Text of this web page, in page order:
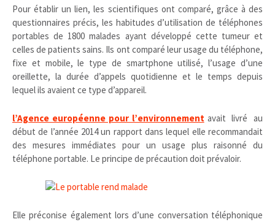
Pour établir un lien, les scientifiques ont comparé, grâce à des
questionnaires précis, les habitudes d’utilisation de téléphones
portables de 1800 malades ayant développé cette tumeur et
celles de patients sains. Ils ont comparé leur usage du téléphone,
fixe et mobile, le type de smartphone utilisé, l’usage d’une
oreillette, la durée d’appels quotidienne et le temps depuis
lequel ils avaient ce type d’appareil.
l’Agence européenne pour l’environnementavait livré au
début de l’année 2014 un rapport dans lequel elle recommandait
des mesures immédiates pour un usage plus raisonné du
téléphone portable. Le principe de précaution doit prévaloir.
Elle préconise également lors d’une conversation téléphonique